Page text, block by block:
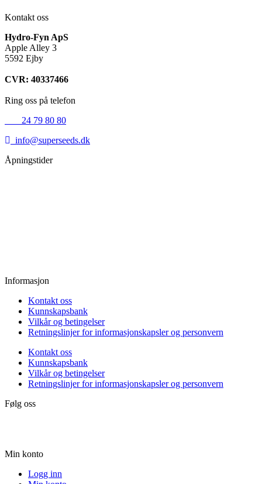
Kontakt oss
Hydro-Fyn ApS
Apple Alley 3
5592 Ejby
CVR: 40337466
Ring oss på telefon
24 79 80 80
info@superseeds.dk
Åpningstider
Informasjon
Kontakt oss
Kunnskapsbank
Vilkår og betingelser
Retningslinjer for informasjonskapsler og personvern
Kontakt oss
Kunnskapsbank
Vilkår og betingelser
Retningslinjer for informasjonskapsler og personvern
Følg oss
Min konto
Logg inn